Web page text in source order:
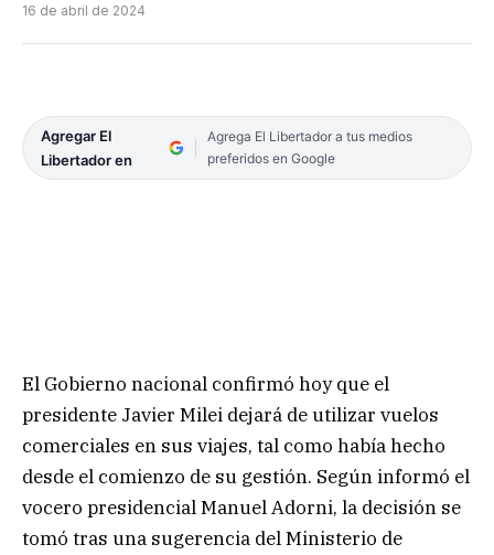
16 de abril de 2024
Agregar El
Libertador en
Agrega El Libertador a tus medios
preferidos en Google
El Gobierno nacional confirmó hoy que el
presidente Javier Milei dejará de utilizar vuelos
comerciales en sus viajes, tal como había hecho
desde el comienzo de su gestión. Según informó el
vocero presidencial Manuel Adorni, la decisión se
tomó tras una sugerencia del Ministerio de